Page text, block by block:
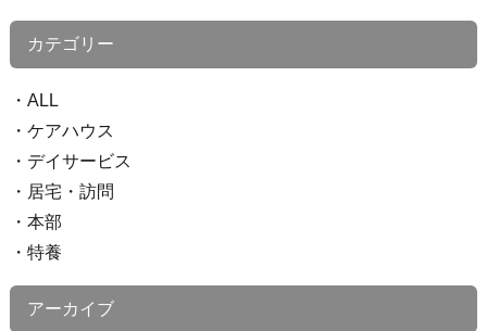
カテゴリー
ALL
ケアハウス
デイサービス
居宅・訪問
本部
特養
アーカイブ